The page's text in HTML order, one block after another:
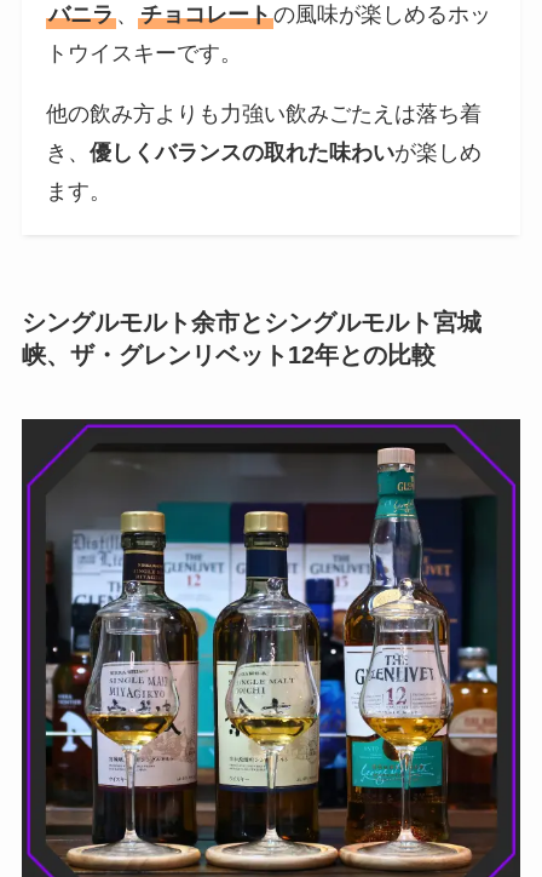
バニラ、チョコレートの風味が楽しめるホッ
トウイスキーです。
他の飲み方よりも力強い飲みごたえは落ち着
き、優しくバランスの取れた味わいが楽しめ
ます。
シングルモルト余市とシングルモルト宮城
峡、ザ・グレンリベット12年との比較